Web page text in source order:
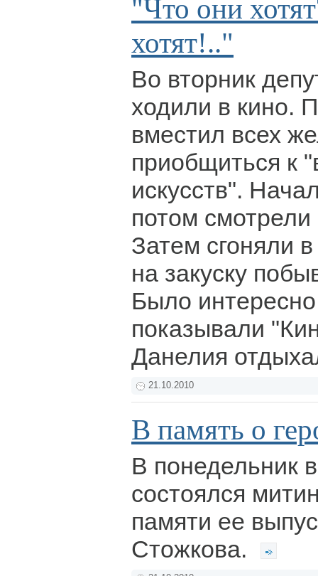
"Что они
хотят!.."
Во вторник
ходили в кино.
вместил всех
приобщиться к
искусств".
потом смотрели
Затем сгоняли
на закуску
Было
показывали
Данелия
21.10.2010
В память о
В понедельник
состоялся
памяти ее
Стожкова.